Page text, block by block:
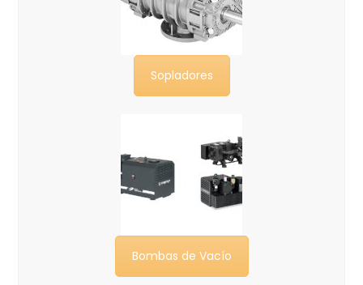
Sopladores
Bombas de Vacío